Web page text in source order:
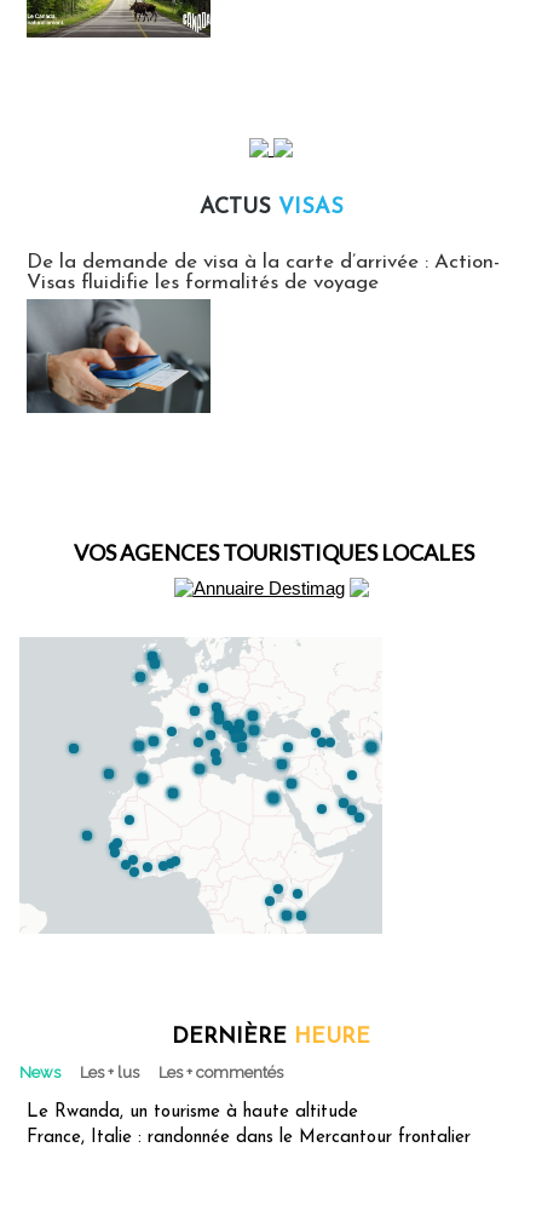
ACTUS VISAS
De la demande de visa à la carte d’arrivée : Action-
Visas fluidifie les formalités de voyage
VOS AGENCES TOURISTIQUES LOCALES
DERNIÈRE HEURE
News Les + lus Les + commentés
Le Rwanda, un tourisme à haute altitude
France, Italie : randonnée dans le Mercantour frontalier